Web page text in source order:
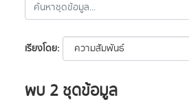
เรียงโดย
พบ 2 ชุดข้อมูล